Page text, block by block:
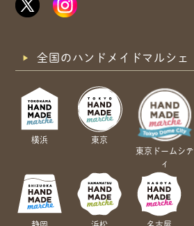
全国のハンドメイドマルシェ
横浜
東京
東京ドームシテ
ィ